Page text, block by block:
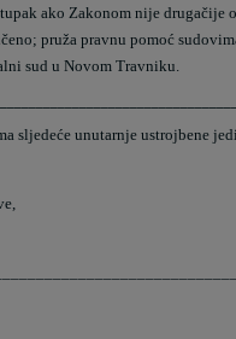
ako Zakonom nije drugačije
pruža pravnu pomoć
sud u Novom Travniku.
sljedeće unutarnje ustrojbene